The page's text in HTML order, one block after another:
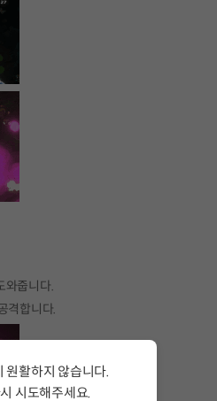
와줍니다.
격합니다.
원활하지 않습니다.
시도해주세요.